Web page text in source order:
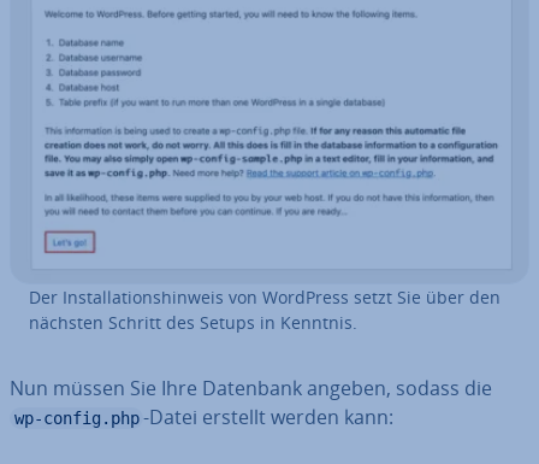
Der In­stal­la­ti­ons­hin­weis von WordPress setzt Sie über den
nächsten Schritt des Setups in Kenntnis.
Nun müssen Sie Ihre Datenbank angeben, sodass die
wp-config.php -Datei erstellt werden kann: